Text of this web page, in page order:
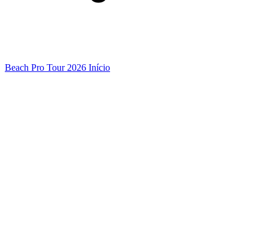
Beach Pro Tour 2026 Início